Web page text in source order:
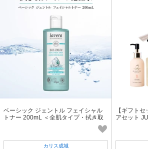
ベーシック ジェントル フェイシャル
トナー 200mL ＜全肌タイプ・拭き取
カリス成城
【ギフト
アセット